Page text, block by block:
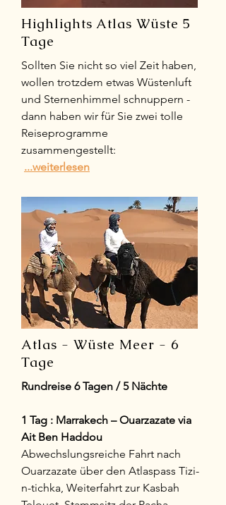
Highlights Atlas Wüste 5
Tage
Sollten Sie nicht so viel Zeit haben,
wollen trotzdem etwas Wüstenluft
und Sternenhimmel schnuppern -
dann haben wir für Sie zwei tolle
Reiseprogramme
zusammengestellt:
...weiterlesen
Atlas - Wüste Meer - 6
Tage
Rundreise 6 Tagen / 5 Nächte
1 Tag : Marrakech – Ouarzazate via
Ait Ben Haddou
Abwechslungsreiche Fahrt nach
Ouarzazate über den Atlaspass Tizi-
n-tichka, Weiterfahrt zur Kasbah